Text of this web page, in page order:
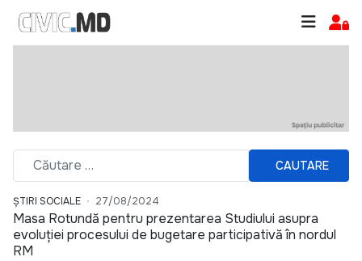
CAUTARE
ȘTIRI SOCIALE 27/08/2024
Masa Rotundă pentru prezentarea Studiului asupra
evoluției procesului de bugetare participativă în nordul
RM